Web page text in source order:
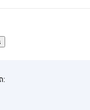
: